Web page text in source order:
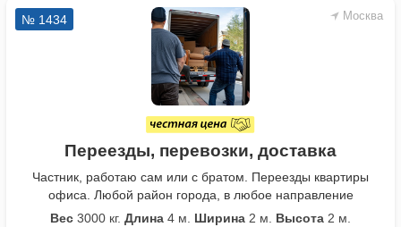
Москва
№ 1434
Переезды, перевозки, доставка
Частник, работаю сам или с братом. Переезды квартиры
офиса. Любой район города, в любое направление
Вес 3000 кг. Длина 4 м. Ширина 2 м. Высота 2 м.